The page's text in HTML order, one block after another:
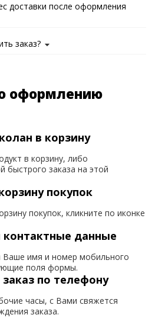
доставки после оформления
заказ?
оформлению
в корзину
в корзину, либо
быстрого заказа на этой
покупок
покупок, кликните по иконке
контактные данные
Ваше имя и номер мобильного
поля формы.
по телефону
часы, с Вами свяжется
заказа.